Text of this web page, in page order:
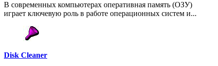
В современных компьютерах оперативная память (ОЗУ)
играет ключевую роль в работе операционных систем и...
Disk Cleaner